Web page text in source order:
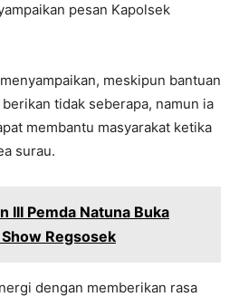
pesan Kapolsek
meskipun bantuan
tidak seberapa, namun ia
membantu masyarakat ketika
surau.
III Pemda Natuna Buka
Regsosek
dengan memberikan rasa